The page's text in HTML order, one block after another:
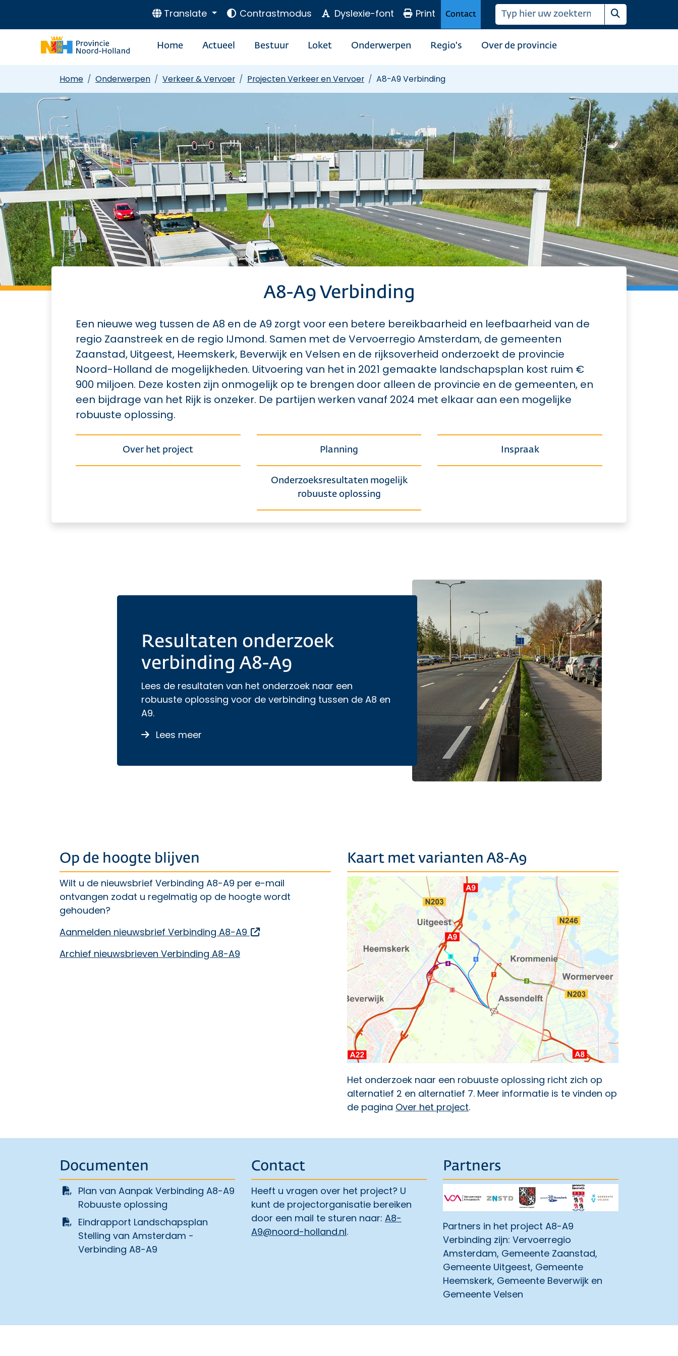
Translate Contrastmodus Dyslexie-font Print Contact
Zoeken
Home Actueel Bestuur Loket Onderwerpen Regio's Over de provincie
Home Onderwerpen Verkeer & Vervoer Projecten Verkeer en Vervoer A8-A9 Verbinding
A8-A9 Verbinding
Een nieuwe weg tussen de A8 en de A9 zorgt voor een betere bereikbaarheid en leefbaarheid van de
regio Zaanstreek en de regio IJmond. Samen met de Vervoerregio Amsterdam, de gemeenten
Zaanstad, Uitgeest, Heemskerk, Beverwijk en Velsen en de rijksoverheid onderzoekt de provincie
Noord-Holland de mogelijkheden. Uitvoering van het in 2021 gemaakte landschapsplan kost ruim €
900 miljoen. Deze kosten zijn onmogelijk op te brengen door alleen de provincie en de gemeenten, en
een bijdrage van het Rijk is onzeker. De partijen werken vanaf 2024 met elkaar aan een mogelijke
robuuste oplossing.
Over het project Planning Inspraak
Onderzoeksresultaten mogelijk
robuuste oplossing
Resultaten onderzoek
verbinding A8-A9
Lees de resultaten van het onderzoek naar een
robuuste oplossing voor de verbinding tussen de A8 en
A9.
Lees meer
Op de hoogte blijven
Wilt u de nieuwsbrief Verbinding A8-A9 per e-mail
ontvangen zodat u regelmatig op de hoogte wordt
gehouden?
Aanmelden nieuwsbrief Verbinding A8-A9
Opent een externe link
Archief nieuwsbrieven Verbinding A8-A9
Kaart met varianten A8-A9
Het onderzoek naar een robuuste oplossing richt zich op
alternatief 2 en alternatief 7. Meer informatie is te vinden op
de pagina Over het project.
Documenten
Plan van Aanpak Verbinding A8-A9
Robuuste oplossing
Eindrapport Landschapsplan
Stelling van Amsterdam -
Verbinding A8-A9
Contact
Heeft u vragen over het project? U
kunt de projectorganisatie bereiken
door een mail te sturen naar: A8-
A9@noord-holland.nl.
Partners
Partners in het project A8-A9
Verbinding zijn: Vervoerregio
Amsterdam, Gemeente Zaanstad,
Gemeente Uitgeest, Gemeente
Heemskerk, Gemeente Beverwijk en
Gemeente Velsen